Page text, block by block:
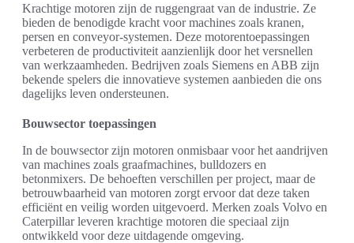
Krachtige motoren zijn de ruggengraat van de industrie. Ze
bieden de benodigde kracht voor machines zoals kranen,
persen en conveyor-systemen. Deze motorentoepassingen
verbeteren de productiviteit aanzienlijk door het versnellen
van werkzaamheden. Bedrijven zoals Siemens en ABB zijn
bekende spelers die innovatieve systemen aanbieden die ons
dagelijks leven ondersteunen.
Bouwsector toepassingen
In de bouwsector zijn motoren onmisbaar voor het aandrijven
van machines zoals graafmachines, bulldozers en
betonmixers. De behoeften verschillen per project, maar de
betrouwbaarheid van motoren zorgt ervoor dat deze taken
efficiënt en veilig worden uitgevoerd. Merken zoals Volvo en
Caterpillar leveren krachtige motoren die speciaal zijn
ontwikkeld voor deze uitdagende omgeving.